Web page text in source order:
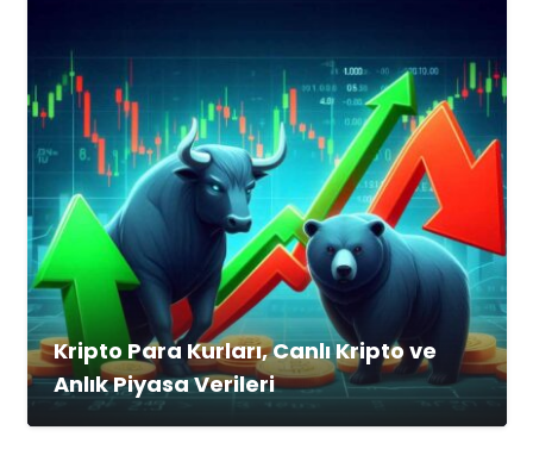
Kripto Para Kurları, Canlı Kripto ve
Anlık Piyasa Verileri